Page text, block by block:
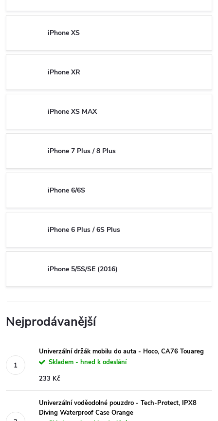
iPhone XS
iPhone XR
iPhone XS MAX
iPhone 7 Plus / 8 Plus
iPhone 6/6S
iPhone 6 Plus / 6S Plus
iPhone 5/5S/SE (2016)
Nejprodávanější
Univerzální držák mobilu do auta - Hoco, CA76 Touareg
Skladem - hned k odeslání
233 Kč
Univerzální voděodolné pouzdro - Tech-Protect, IPX8
Diving Waterproof Case Orange